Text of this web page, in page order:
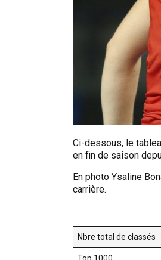
Ci-dessous, le
en fin de saison
En photo Ysaline
carrière.
Nbre total de classés